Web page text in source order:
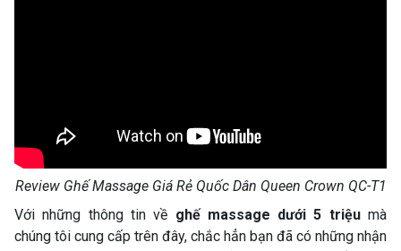
Review Ghế Massage Giá Rẻ Quốc Dân Queen Crown QC-T1
Với những thông tin về ghế massage dưới 5 triệumà
chúng tôi cung cấp trên đây, chắc hẳn bạn đã có những nhận